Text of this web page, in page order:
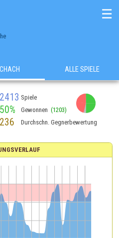
☰
ALLE SPIELE
2413 Spiele
50% Gewonnen (1203)
236 Durchschn. Gegnerbewertung